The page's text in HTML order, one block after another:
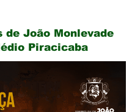
de João Monlevade
Piracicaba